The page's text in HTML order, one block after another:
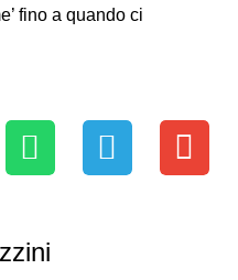
fino a quando ci